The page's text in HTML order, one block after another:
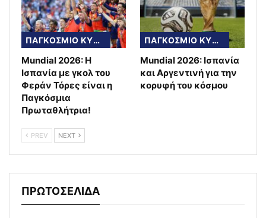
ΠΑΓΚΟΣΜΙΟ ΚΥΠΕΛΛΟ
Mundial 2026: Η
Ισπανία με γκολ του
Φεράν Τόρες είναι η
Παγκόσμια
Πρωταθλήτρια!
ΠΑΓΚΟΣΜΙΟ ΚΥΠΕΛΛΟ
Mundial 2026: Ισπανία
και Αργεντινή για την
κορυφή του κόσμου
PREV NEXT
ΠΡΩΤΟΣΕΛΙΔΑ